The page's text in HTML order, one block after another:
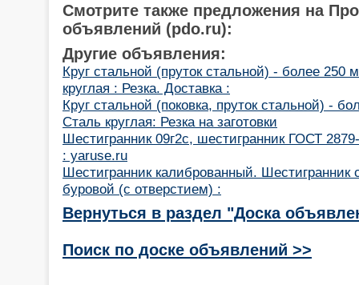
Смотрите также предложения на
объявлений (pdo.ru):
Другие объявления:
Круг стальной (пруток стальной) - более 250
круглая : Резка. Доставка :
Круг стальной (поковка, пруток стальной) -
Сталь круглая: Резка на заготовки
Шестигранник 09г2с, шестигранник ГОСТ
: yaruse.ru
Шестигранник калиброванный. Шестигранник
буровой (с отверстием) :
Вернуться в раздел "Доска
Поиск по доске объявлений >>